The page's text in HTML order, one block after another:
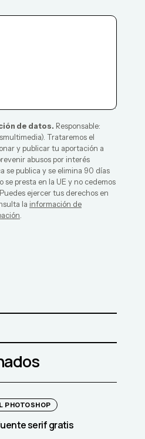
de datos. Responsable:
). Trataremos el
y publicar tu aportación a
abusos por interés
se publica y se elimina 90 días
se presta en la UE y no cedemos
ejercer tus derechos en
la información de
.
PHOTOSHOP
serif gratis